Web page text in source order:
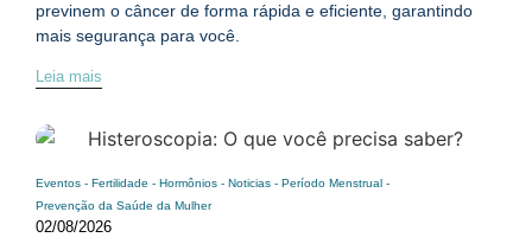
previnem o câncer de forma rápida e eficiente, garantindo
mais segurança para você.
Leia mais
Eventos - Fertilidade - Hormônios - Noticias - Período Menstrual -
Prevenção da Saúde da Mulher
02/08/2026